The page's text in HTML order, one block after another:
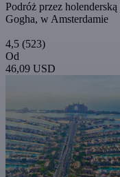
Podróż przez
Gogha, w Amsterdamie
4,5 (523)
Od
46,09 USD